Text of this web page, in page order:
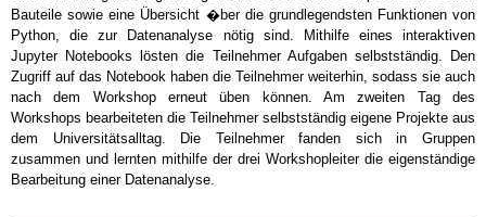
Bauteile sowie eine Übersicht �ber die grundlegendsten Funktionen von
Python, die zur Datenanalyse nötig sind. Mithilfe eines interaktiven
Jupyter Notebooks lösten die Teilnehmer Aufgaben selbstständig. Den
Zugriff auf das Notebook haben die Teilnehmer weiterhin, sodass sie auch
nach dem Workshop erneut üben können. Am zweiten Tag des
Workshops bearbeiteten die Teilnehmer selbstständig eigene Projekte aus
dem Universitätsalltag. Die Teilnehmer fanden sich in Gruppen
zusammen und lernten mithilfe der drei Workshopleiter die eigenständige
Bearbeitung einer Datenanalyse.